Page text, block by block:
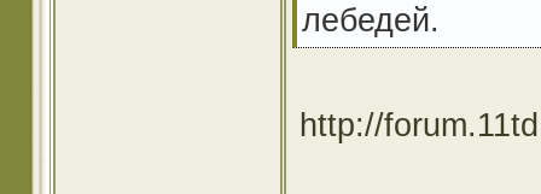
лебедей.
http://